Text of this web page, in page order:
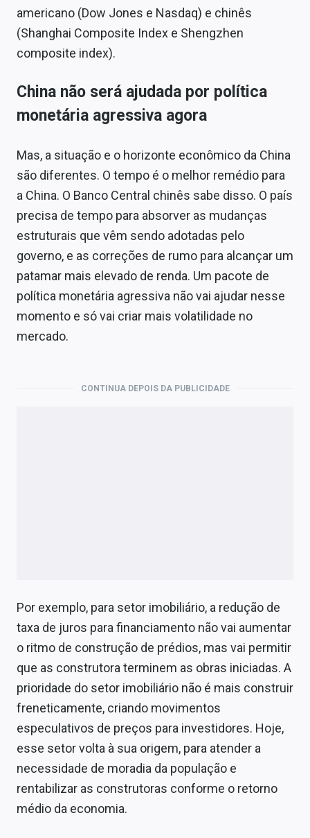
americano (Dow Jones e Nasdaq) e chinês
(Shanghai Composite Index e Shengzhen
composite index).
China não será ajudada por política
monetária agressiva agora
Mas, a situação e o horizonte econômico da China
são diferentes. O tempo é o melhor remédio para
a China. O Banco Central chinês sabe disso. O país
precisa de tempo para absorver as mudanças
estruturais que vêm sendo adotadas pelo
governo, e as correções de rumo para alcançar um
patamar mais elevado de renda. Um pacote de
política monetária agressiva não vai ajudar nesse
momento e só vai criar mais volatilidade no
mercado.
CONTINUA DEPOIS DA PUBLICIDADE
Por exemplo, para setor imobiliário, a redução de
taxa de juros para financiamento não vai aumentar
o ritmo de construção de prédios, mas vai permitir
que as construtora terminem as obras iniciadas. A
prioridade do setor imobiliário não é mais construir
freneticamente, criando movimentos
especulativos de preços para investidores. Hoje,
esse setor volta à sua origem, para atender a
necessidade de moradia da população e
rentabilizar as construtoras conforme o retorno
médio da economia.